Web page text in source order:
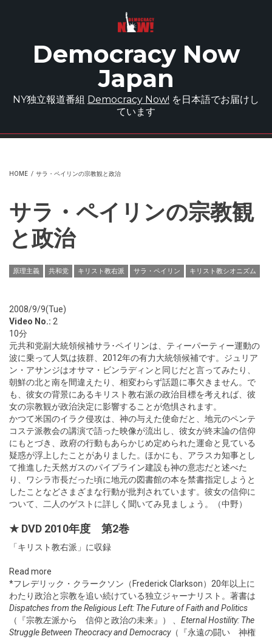
Democracy Now
Japan
NY独立報道番組 Democracy Now! を日本語でお届けし
ています
HOME / サラ・ペイリンの宗教観と政治
サラ・ペイリンの宗教観
と政治
原理主義 共和党 キリスト教右派 サラ・ペイリン キリスト教シオニズム
2008/9/9(Tue)
Video No.: 2
10分
元共和党副大統領候補サラ･ペイリンは、ティーパーティー運動の
波に乗って人気は抜群、2012年の有力大統領候補です。ジュリア
ン・アサンジはオサマ・ビンラディンと同じだと言ってみたり、
朝鮮の北と南を間違えたり、相変わらず話題に事欠きません。で
も、彼女の背景にあるキリスト教右派の政治目標を考えれば、彼
女の宗教観が政治決定に影響することが危惧されます。
かつて米国のイラク侵攻は、神の与えた使命だと、地元のペンテ
コステ派教会の講演で語った映像が流出し、彼女が終末論の信仰
にもとづき、政府の行動もあらかじめ定められた運命と見ている
疑惑が浮上したことがありました。ほかにも、アラスカ知事とし
て推進した天然ガスのパイプライン建設も神の意志だと述べた
り、ワシラ市長だった頃に地元の図書館の本を禁書指定しようと
したことなどさまざまな行動が批判されています。彼女の信仰に
ついて、二人のゲストに詳しく聞いてみ見ましょう。（中野）
★ DVD 2010年度 第2巻
「キリスト教右派」に収録
Read more
*フレデリック・クラークソン（Frederick Clarkson）20年以上に
わたり政治と宗教を追い続けている独立ジャーナリスト。著書は
Dispatches from the Religious Left: The Future of Faith and Politics
（『宗教左派から 信仰と政治の未来』） 、 Eternal Hostility: The
Struggle Between Theocracy and Democracy（『永遠の闘い 神権